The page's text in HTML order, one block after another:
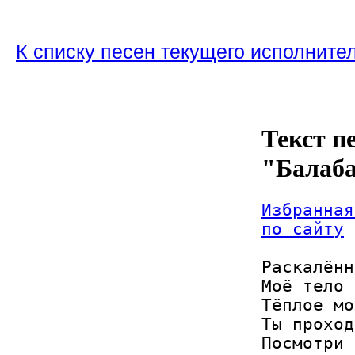
К списку песен текущего
Текст
по сайту
Моё тело
Тёплое
Ты